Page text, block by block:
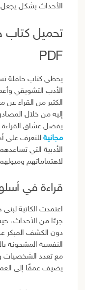
الأحداث بشكل يجعل
تحميل كتاب
PDF
يحظى كتاب حافلة
الأدب التشويقي
الكثير من القراء
إليه من خلال
يفضل عشاق القراءة
مجانية للتعرف على
الأدبية التي
لاهتماماتهم وميولهم
قراءة في
اعتمدت الكاتبة
جزءًا من الأحداث،
دون الكشف المبكر
النفسية المشحونة
مع تعدد الشخصيات
يضيف عمقًا إلى